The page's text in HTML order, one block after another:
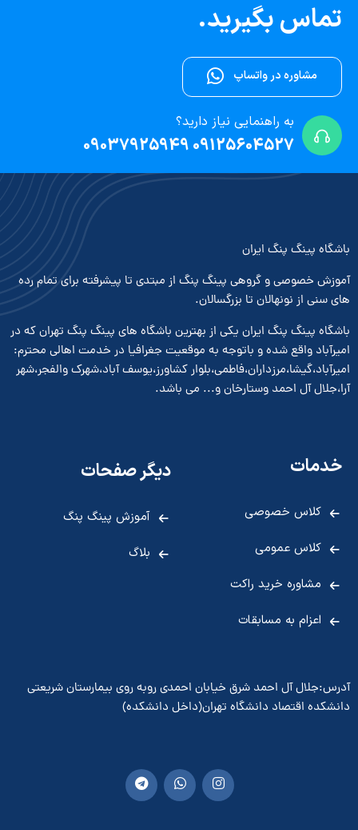
تماس بگیرید.
مشاوره در واتساپ
به راهنمایی نیاز دارید؟
09125604527 09037925949
باشگاه پینگ پنگ ایران
آموزش خصوصی و گروهی پینگ پنگ از مبتدی تا پیشرفته برای تمام رده
های سنی از نونهالان تا بزرگسالان.
باشگاه پینگ پنگ ایران یکی از بهترین باشگاه های پینگ پنگ تهران که در
امیرآباد واقع شده و باتوجه به موقعیت جغرافیا در خدمت اهالی محترم:
امیرآباد،گیشا،مرزداران،فاطمی،بلوار کشاورز،یوسف آباد،شهرک والفجر،شهر
آرا،جلال آل احمد وستارخان و... می باشد.
خدمات
کلاس خصوصی
کلاس عمومی
مشاوره خرید راکت
اعزام به مسابقات
دیگر صفحات
آموزش پینگ پنگ
بلاگ
آدرس:جلال آل احمد شرق خیابان احمدی روبه روی بیمارستان شریعتی
دانشکده اقتصاد دانشگاه تهران(داخل دانشکده)